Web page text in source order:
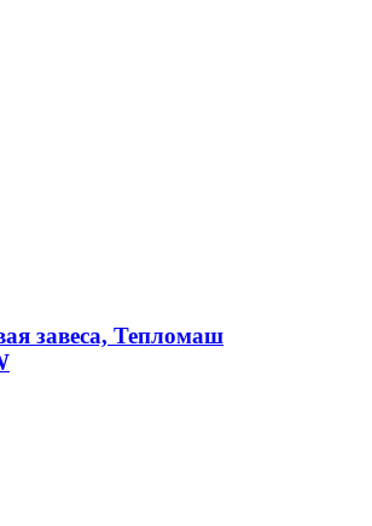
завеса, Тепломаш